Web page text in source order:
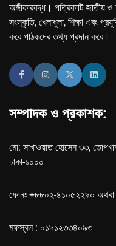
অঙ্গীকারবদ্ধ। পত্রিকাটি জাতীয় ও
সংস্কৃতি, খেলাধুলা, শিক্ষা এবং
করে পাঠকদের তথ্য প্রদান করে।
সম্পাদক ও প্রকাশক:
মো: সাখাওয়াত হোসেন ৩৩,
ঢাকা-১০০০
ফোনঃ +৮৮০২-৪১০৫২২৯০ অথবা
মফস্বল : ০১৯১২৩৩৪০৯৩